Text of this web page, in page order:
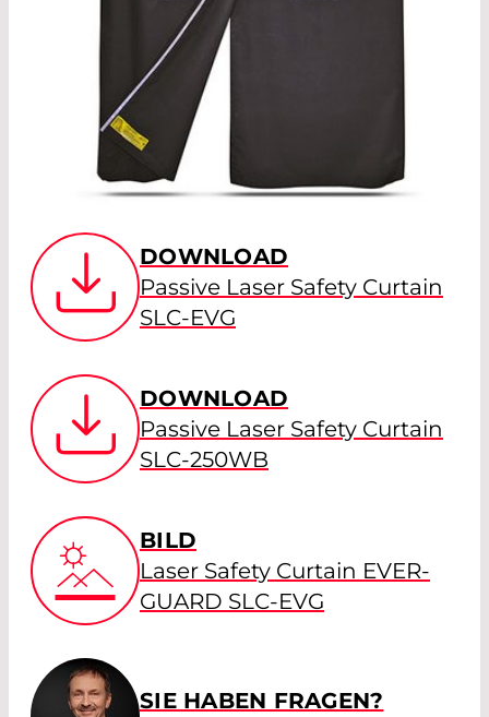
DOWNLOAD
Passive Laser Safety Curtain
SLC-EVG
DOWNLOAD
Passive Laser Safety Curtain
SLC-250WB
BILD
Laser Safety Curtain EVER-
GUARD SLC-EVG
SIE HABEN FRAGEN?